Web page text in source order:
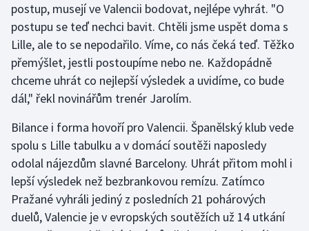
postup, musejí ve Valencii bodovat, nejlépe vyhrát. "O
postupu se teď nechci bavit. Chtěli jsme uspět doma s
Lille, ale to se nepodařilo. Víme, co nás čeká teď. Těžko
přemýšlet, jestli postoupíme nebo ne. Každopádně
chceme uhrát co nejlepší výsledek a uvidíme, co bude
dál," řekl novinářům trenér Jarolím.
Bilance i forma hovoří pro Valencii. Španělský klub vede
spolu s Lille tabulku a v domácí soutěži naposledy
odolal nájezdům slavné Barcelony. Uhrát přitom mohl i
lepší výsledek než bezbrankovou remízu. Zatímco
Pražané vyhráli jediný z posledních 21 pohárových
duelů, Valencie je v evropských soutěžích už 14 utkání